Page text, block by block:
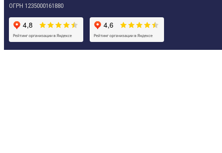
ОГРН 1235000161880